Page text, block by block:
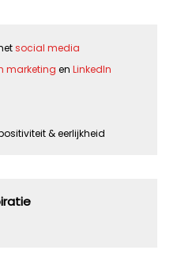
social media
marketing en LinkedIn
& eerlijkheid